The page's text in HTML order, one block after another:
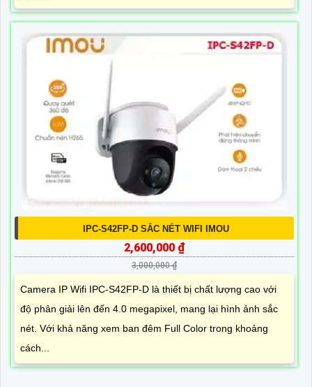
IPC-S42FP-D SẮC NÉT WIFI IMOU
2,600,000 ₫
3,000,000 ₫
Camera IP Wifi IPC-S42FP-D là thiết bị chất lượng cao với
độ phân giải lên đến 4.0 megapixel, mang lại hình ảnh sắc
nét. Với khả năng xem ban đêm Full Color trong khoảng
cách...